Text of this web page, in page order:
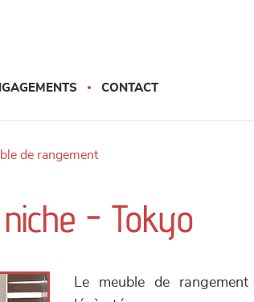
CONTACT
de rangement
- Tokyo
Le meuble de